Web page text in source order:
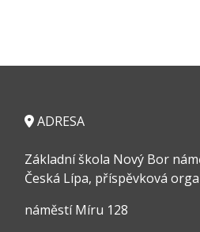
ADRESA
Základní škola Nový Bor
Česká Lípa, příspěvková
náměstí Míru 128